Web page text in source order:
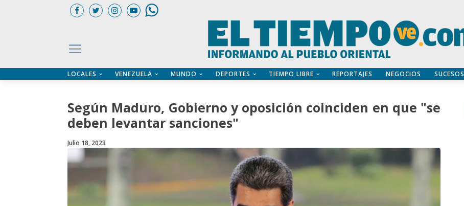
LOCALES VENEZUELA MUNDO DEPORTES TIEMPO LIBRE REPORTAJES NEGOCIOS SUCESOS
Según Maduro, Gobierno y oposición coinciden en que "se
deben levantar sanciones"
Julio 18, 2023